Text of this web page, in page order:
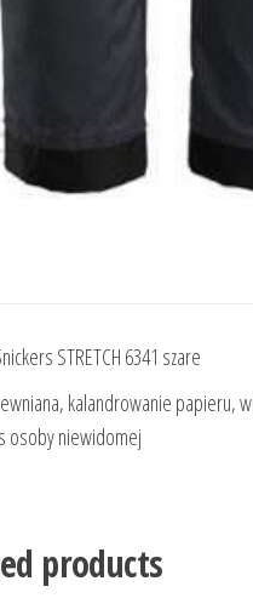
STRETCH 6341 szare
kalandrowanie papieru,
osoby niewidomej
products